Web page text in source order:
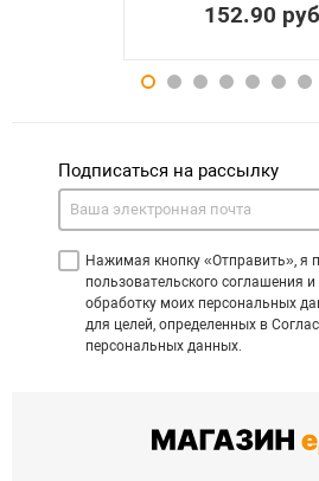
152.90
Подписаться на рассылку
Нажимая кнопку «Отправить», я
пользовательского соглашения
обработку моих персональных
для целей, определенных в
персональных данных.